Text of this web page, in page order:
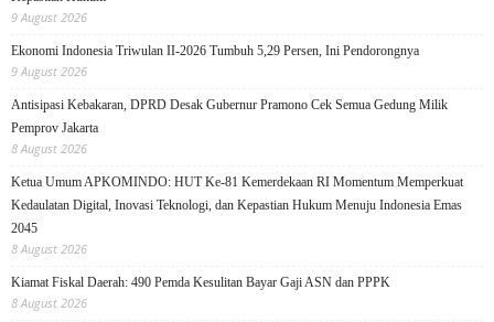
9 August 2026
Ekonomi Indonesia Triwulan II-2026 Tumbuh 5,29 Persen, Ini Pendorongnya
9 August 2026
Antisipasi Kebakaran, DPRD Desak Gubernur Pramono Cek Semua Gedung Milik
Pemprov Jakarta
8 August 2026
Ketua Umum APKOMINDO: HUT Ke-81 Kemerdekaan RI Momentum Memperkuat
Kedaulatan Digital, Inovasi Teknologi, dan Kepastian Hukum Menuju Indonesia Emas
2045
8 August 2026
Kiamat Fiskal Daerah: 490 Pemda Kesulitan Bayar Gaji ASN dan PPPK
8 August 2026